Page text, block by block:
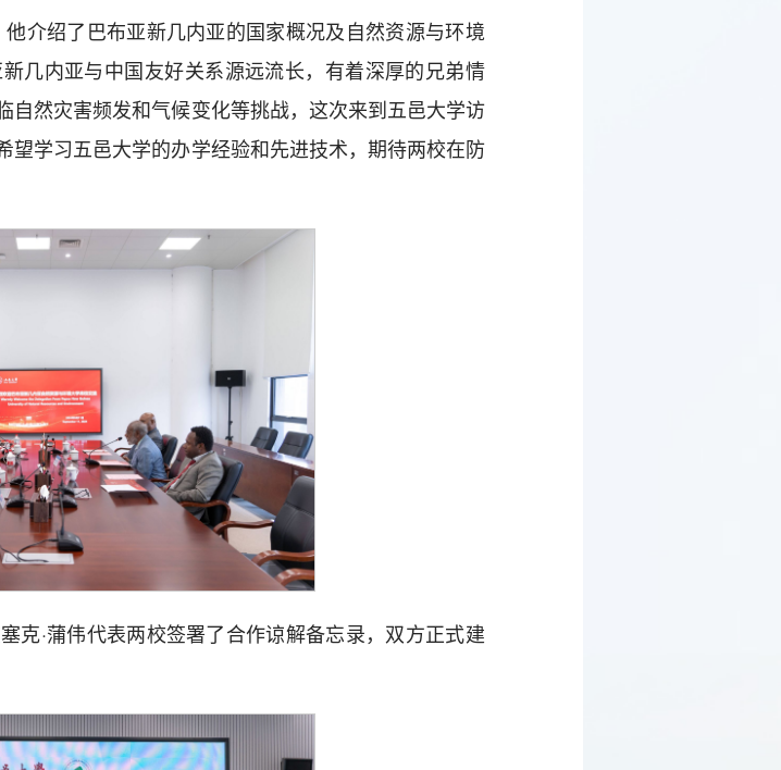
介绍了巴布亚新几内亚的国家概况及自然资源与环境
几内亚与中国友好关系源远流长，有着深厚的兄弟情
然灾害频发和气候变化等挑战，这次来到五邑大学访
望学习五邑大学的办学经验和先进技术，期待两校在防
克·蒲伟代表两校签署了合作谅解备忘录，双方正式建